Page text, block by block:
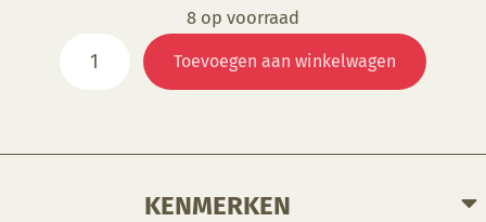
8 op voorraad
600x600x20
aantal
Toevoegen aan winkelwagen
KENMERKEN